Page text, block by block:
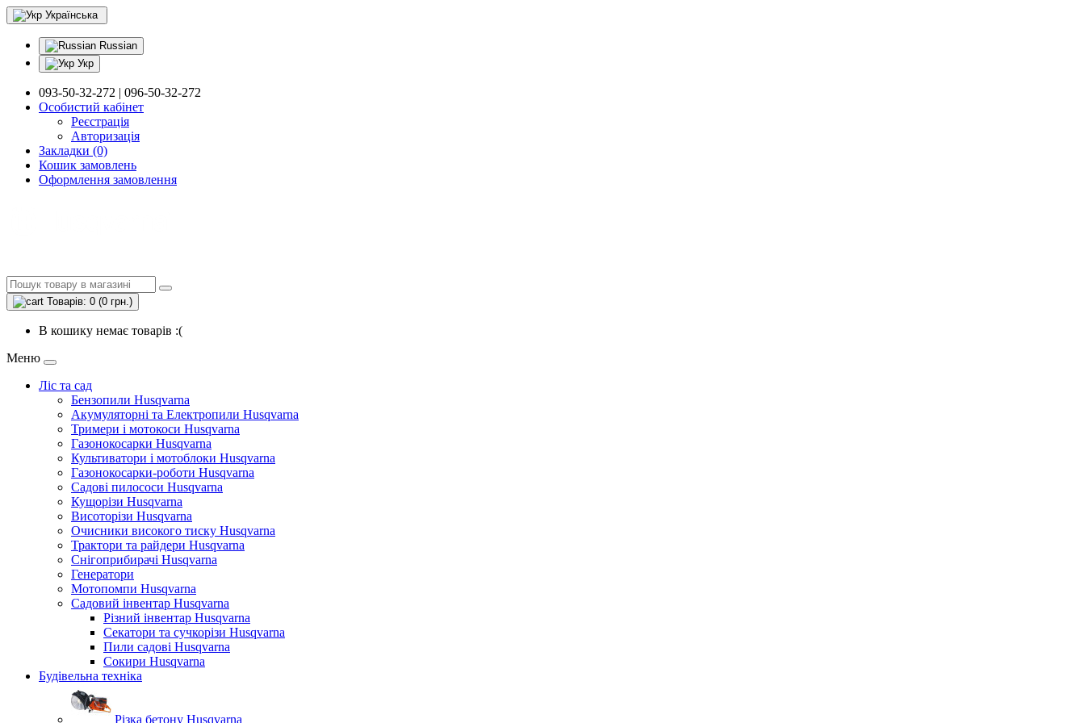
Українська
Russian
Укр
093-50-32-272 | 096-50-32-272
Особистий кабінет
Реєстрація
Авторизація
Закладки (0)
Кошик замовлень
Оформлення замовлення
Товарів: 0 (0 грн.)
В кошику немає товарів :(
Меню
Ліс та сад
Бензопили Husqvarna
Акумуляторні та Електропили Husqvarna
Тримери і мотокоси Husqvarna
Газонокосарки Husqvarna
Культиватори і мотоблоки Husqvarna
Газонокосарки-роботи Husqvarna
Садові пилососи Husqvarna
Кущорізи Husqvarna
Висоторізи Husqvarna
Очисники високого тиску Husqvarna
Трактори та райдери Husqvarna
Снігоприбирачі Husqvarna
Генератори
Мотопомпи Husqvarna
Садовий інвентар Husqvarna
Різний інвентар Husqvarna
Секатори та сучкорізи Husqvarna
Пили садові Husqvarna
Сокири Husqvarna
Будівельна техніка
Різка бетону Husqvarna